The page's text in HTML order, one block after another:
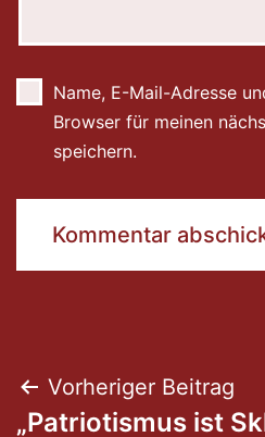
Name, E-Mail-Adresse
Browser für meinen
speichern.
Vorheriger Beitrag
„Patriotismus ist